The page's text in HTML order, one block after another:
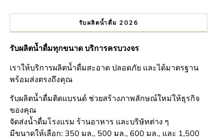
รับผลิตน้ำดื่ม 2026
รับผลิตน้ำดื่มทุกขนาด บริการครบวงจร
เราให้บริการผลิตน้ำดื่มสะอาด ปลอดภัย และได้มาตรฐาน
พร้อมส่งตรงถึงคุณ
รับผลิตน้ำดื่มติดแบรนด์ ช่วยสร้างภาพลักษณ์ใหม่ให้ธุรกิจ
ของคุณ
จัดส่งน้ำดื่มโรงแรม ร้านอาหาร และบริษัทต่าง ๆ
มีขนาดให้เลือก: 350 มล., 500 มล., 600 มล., และ 1,500